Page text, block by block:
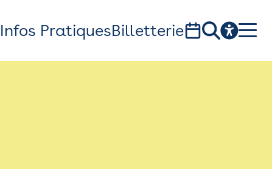
Infos PratiquesBilletterie